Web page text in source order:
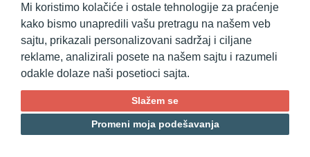
Mi koristimo kolačiće i ostale tehnologije za praćenje
kako bismo unapredili vašu pretragu na našem veb
sajtu, prikazali personalizovani sadržaj i ciljane
reklame, analizirali posete na našem sajtu i razumeli
odakle dolaze naši posetioci sajta.
Slažem se
Promeni moja podešavanja
© 2021. Elastyc d.o.o. | Sva prava pridržana.